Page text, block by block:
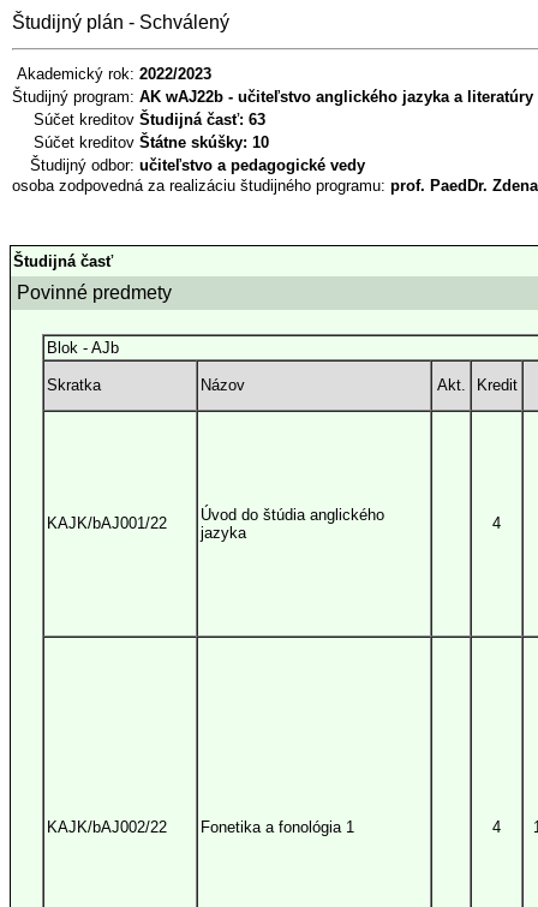
Študijný plán - Schválený
Akademický rok: 2022/2023
Študijný program: AK wAJ22b - učiteľstvo anglického jazyka a
Súčet kreditov Študijná časť: 63
Súčet kreditov Štátne skúšky: 10
Študijný odbor: učiteľstvo a pedagogické vedy
osoba zodpovedná za realizáciu študijného programu: prof. PaedDr.
Študijná časť
Povinné predmety
Blok - AJb
Skratka Názov Akt. Kredit
KAJK/bAJ001/22
Úvod do štúdia anglického
jazyka
4
KAJK/bAJ002/22 Fonetika a fonológia 1 4